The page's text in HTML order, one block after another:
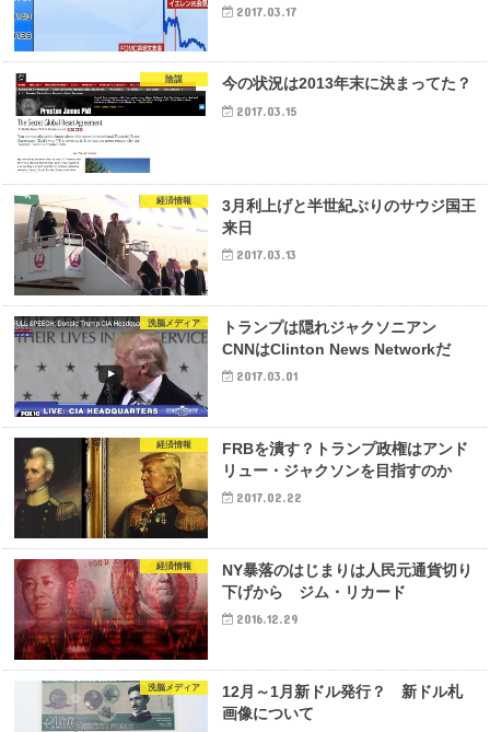
2017.03.17
陰謀 今の状況は2013年末に決まってた？
2017.03.15
経済情報
3月利上げと半世紀ぶりのサウジ国王
来日
2017.03.13
洗脳メディア
トランプは隠れジャクソニアン
CNNはClinton News Networkだ
2017.03.01
経済情報
FRBを潰す？トランプ政権はアンド
リュー・ジャクソンを目指すのか
2017.02.22
経済情報
NY暴落のはじまりは人民元通貨切り
下げから ジム・リカード
2016.12.29
洗脳メディア
12月～1月新ドル発行？ 新ドル札
画像について